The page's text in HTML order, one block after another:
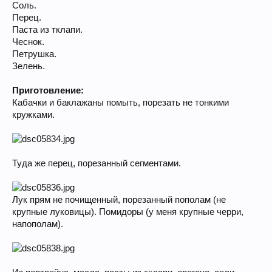
Соль.
Перец.
Паста из тклапи.
Чеснок.
Петрушка.
Зелень.
Приготовление:
Кабачки и баклажаны помыть, порезать не тонкими
кружками.
Туда же перец, порезанный сегментами.
Лук прям не почищенный, порезанный пополам (не
крупные луковицы). Помидоры (у меня крупные черри,
напополам).